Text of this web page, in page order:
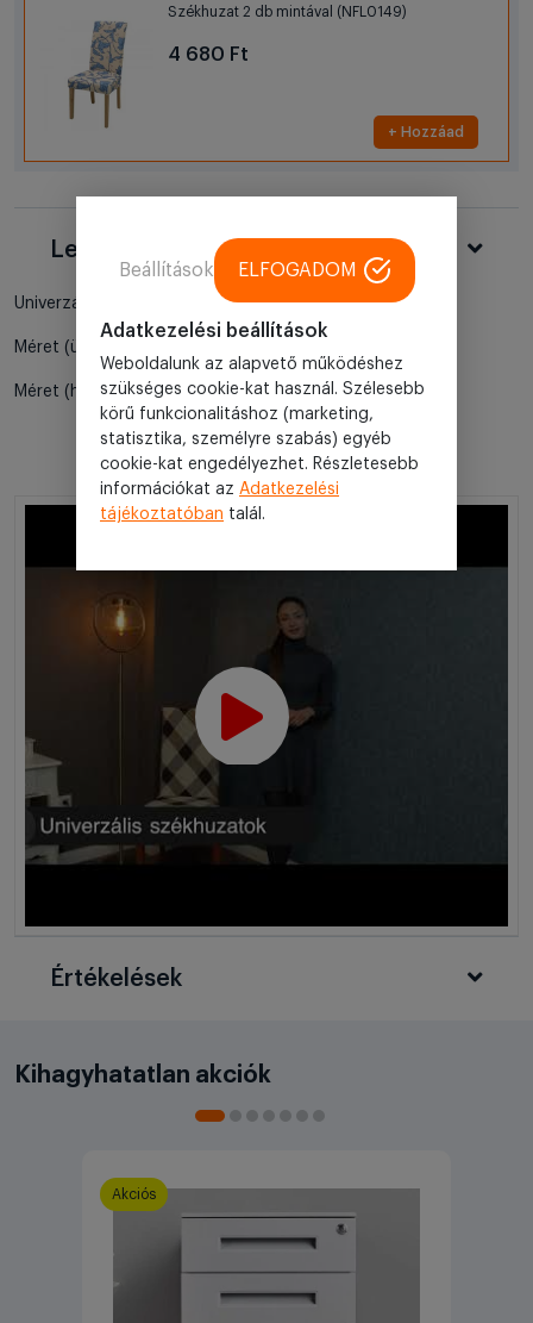
Székhuzat 2 db mintával (NFL0149)
4 680 Ft
+ Hozzáad
Leírás
Univerzális székhuzat 2 db-os kiszerelésben.
Méret (ülőfelület): 33-40 cm x 33-40 cm
Méret (háttámla): 40-60 cm
Értékelések
Kihagyhatatlan akciók
Akciós
Adatkezelési beállítások
Weboldalunk az alapvető működéshez
szükséges cookie-kat használ. Szélesebb
körű funkcionalitáshoz (marketing,
statisztika, személyre szabás) egyéb
cookie-kat engedélyezhet. Részletesebb
információkat az Adatkezelési
tájékoztatóban talál.
Beállítások ELFOGADOM